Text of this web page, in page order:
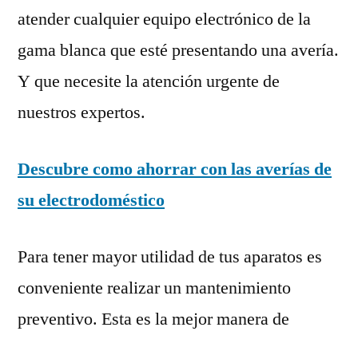
atender cualquier equipo electrónico de la
gama blanca que esté presentando una avería.
Y que necesite la atención urgente de
nuestros expertos.
Descubre como ahorrar con las averías de
su electrodoméstico
Para tener mayor utilidad de tus aparatos es
conveniente realizar un mantenimiento
preventivo. Esta es la mejor manera de